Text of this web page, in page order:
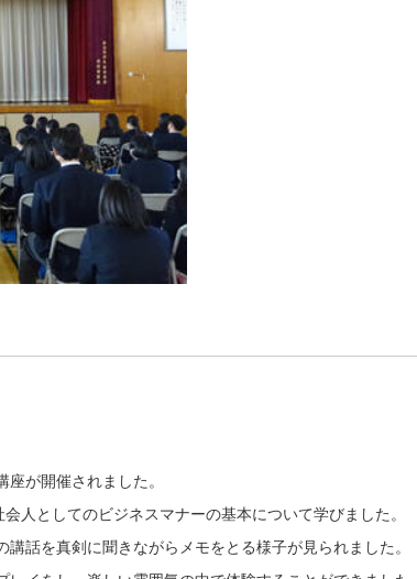
が開催されました。
人としてのビジネスマナーの基本について学びました。
話を真剣に聞きながらメモをとる様子が見られました。